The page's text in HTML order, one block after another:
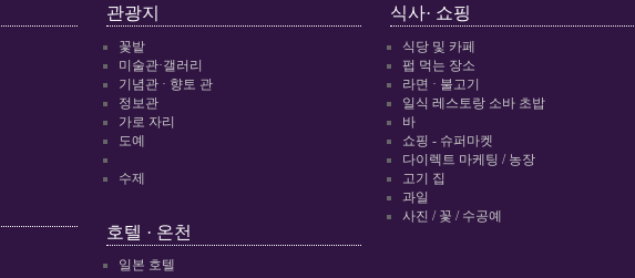
관광지
꽃밭
미술관·갤러리
기념관 · 향토 관
정보관
가로 자리
도예
수제
호텔 · 온천
일본 호텔
식사· 쇼핑
식당 및 카페
펍 먹는 장소
라면 · 불고기
일식 레스토랑 소바 초밥
바
쇼핑 - 슈퍼마켓
다이렉트 마케팅 / 농장
고기 집
과일
사진 / 꽃 / 수공예